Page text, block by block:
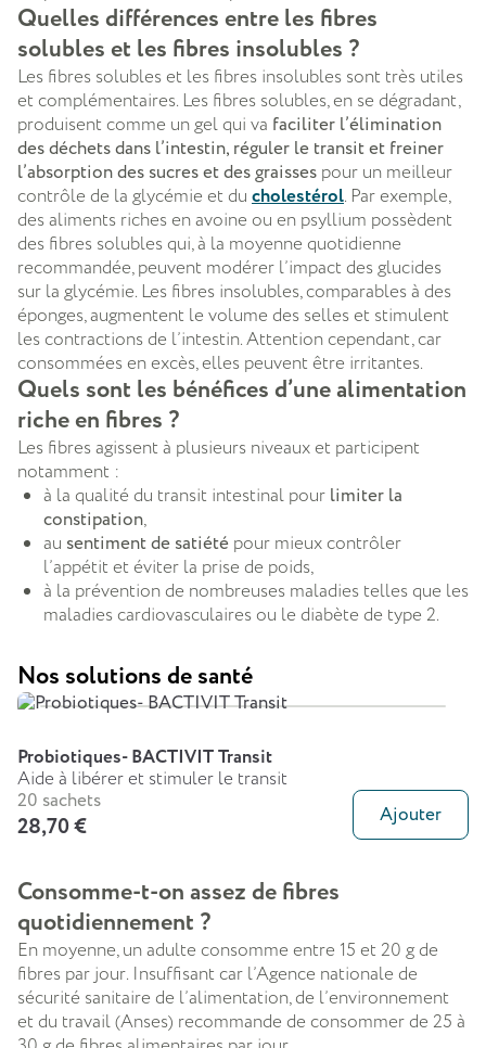
Quelles différences entre les fibres
solubles et les fibres insolubles ?
Les fibres solubles et les fibres insolubles sont très utiles
et complémentaires. Les fibres solubles, en se dégradant,
produisent comme un gel qui va faciliter l’élimination
des déchets dans l’intestin, réguler le transit et freiner
l’absorption des sucres et des graisses pour un meilleur
contrôle de la glycémie et du cholestérol. Par exemple,
des aliments riches en avoine ou en psyllium possèdent
des fibres solubles qui, à la moyenne quotidienne
recommandée, peuvent modérer l’impact des glucides
sur la glycémie. Les fibres insolubles, comparables à des
éponges, augmentent le volume des selles et stimulent
les contractions de l’intestin. Attention cependant, car
consommées en excès, elles peuvent être irritantes.
Quels sont les bénéfices d’une alimentation
riche en fibres ?
Les fibres agissent à plusieurs niveaux et participent
notamment :
à la qualité du transit intestinal pour limiter la
constipation,
au sentiment de satiété pour mieux contrôler
l’appétit et éviter la prise de poids,
à la prévention de nombreuses maladies telles que les
maladies cardiovasculaires ou le diabète de type 2.
Nos solutions de santé
Probiotiques- BACTIVIT Transit
Aide à libérer et stimuler le transit
20 sachets
28,70 € Ajouter
Consomme-t-on assez de fibres
quotidiennement ?
En moyenne, un adulte consomme entre 15 et 20 g de
fibres par jour. Insuffisant car l’Agence nationale de
sécurité sanitaire de l’alimentation, de l’environnement
et du travail (Anses) recommande de consommer de 25 à